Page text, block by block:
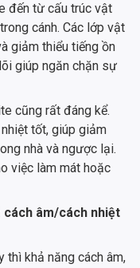
đến từ cấu trúc vật
cánh. Các lớp vật
giảm thiểu tiếng ồn
giúp ngăn chặn sự
cũng rất đáng kể.
tốt, giúp giảm
nhà và ngược lại.
việc làm mát hoặc
cách âm/cách nhiệt
thì khả năng cách âm,